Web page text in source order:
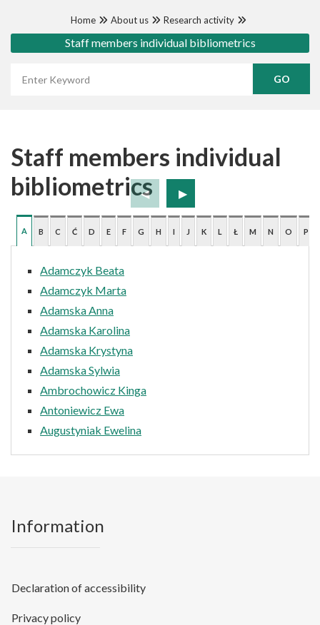
Home About us Research activity
Staff members individual bibliometrics
Staff members individual
bibliometrics
A B C Ć D E F G H I J K L Ł M N O P
Adamczyk Beata
Adamczyk Marta
Adamska Anna
Adamska Karolina
Adamska Krystyna
Adamska Sylwia
Ambrochowicz Kinga
Antoniewicz Ewa
Augustyniak Ewelina
Information
Declaration of accessibility
Privacy policy